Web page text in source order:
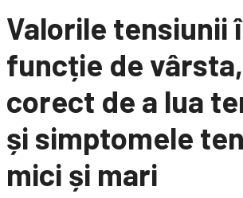
Valorile tensiunii
funcție de
corect de a lua
și simptomele
mici și mari